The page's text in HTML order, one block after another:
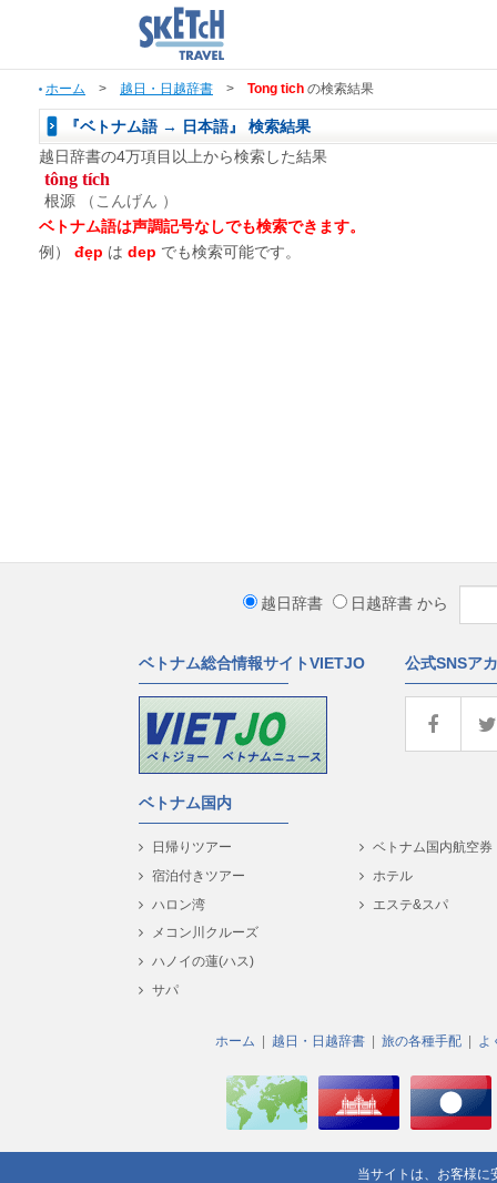
ホーム > 越日・日越辞書 > Tong tich の検索結果
『ベトナム語 → 日本語』 検索結果
越日辞書の4万項目以上から検索した結果
tông tích
根源 （こんげん ）
ベトナム語は声調記号なしでも検索できます。
例）
đẹp は dep でも検索可能です。
越日辞書 日越辞書 から
ベトナム総合情報サイトVIETJO 公式SNSア
ベトナム国内
日帰りツアー
宿泊付きツアー
ハロン湾
メコン川クルーズ
ハノイの蓮(ハス)
サパ
ベトナム国内航空券
ホテル
エステ&スパ
ホーム 越日・日越辞書 旅の各種手配 よ
当サイトは、お客様に